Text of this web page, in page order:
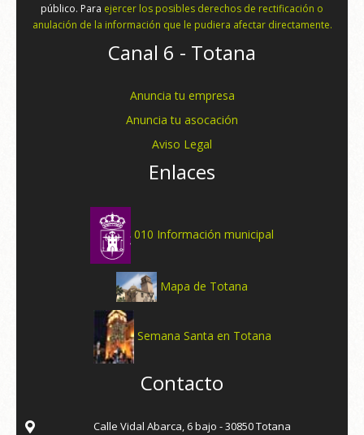
público. Para ejercer los posibles derechos de rectificación o
anulación de la información que le pudiera afectar directamente.
Canal 6 - Totana
Anuncia tu empresa
Anuncia tu asocación
Aviso Legal
Enlaces
010 Información municipal
Mapa de Totana
Semana Santa en Totana
Contacto
Calle Vidal Abarca, 6 bajo - 30850 Totana